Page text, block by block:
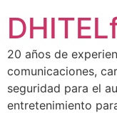
20 años de
comunicaciones,
seguridad para el
entretenimiento